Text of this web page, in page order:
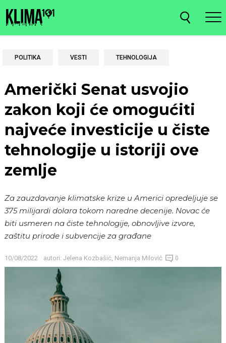
POLITIKA VESTI TEHNOLOGIJA
Američki Senat usvojio
zakon koji će omogućiti
najveće investicije u čiste
tehnologije u istoriji ove
zemlje
Za zauzdavanje klimatske krize u Americi opredeljuje se
375 milijardi dolara tokom naredne decenije. Novac će
biti usmeren na čiste tehnologije, obnovljive izvore,
zaštitu prirode i subvencije za građane
10/08/2022 autori: Jelena Kozbašić Nemanja Milović 0